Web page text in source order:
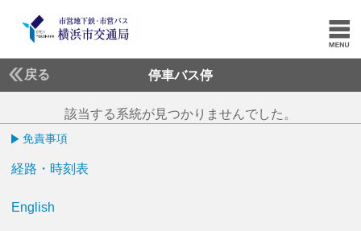
戻る 停車バス停
該当する系統が見つかりませんでした。
免責事項
経路・時刻表
English